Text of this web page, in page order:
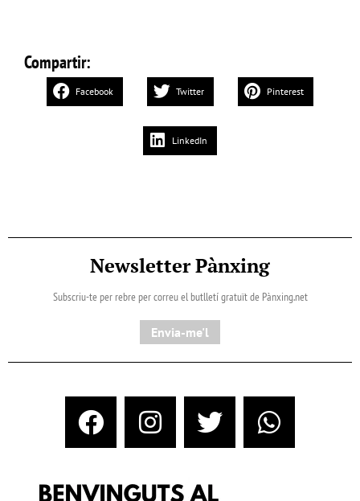
Compartir:
Facebook Twitter Pinterest
LinkedIn
Newsletter Pànxing
Subscriu-te per rebre per correu el butlletí gratuït de Pànxing.net​
Envia-me'l